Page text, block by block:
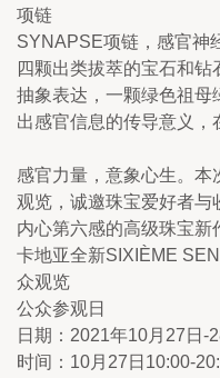
项链
SYNAPSE项链，感官神
四颗出类拔萃的宝石和
抽象表达，一颗绿色祖母
出感官信息的传导意义，
感官力量，意象心生。
观览，诚邀珠宝爱好者与
内心第六感的高级珠宝新
卡地亚全新SIXIÈME
众观览
公众参观日
日期：2021年10月27日-
时间：10月27日10:00-